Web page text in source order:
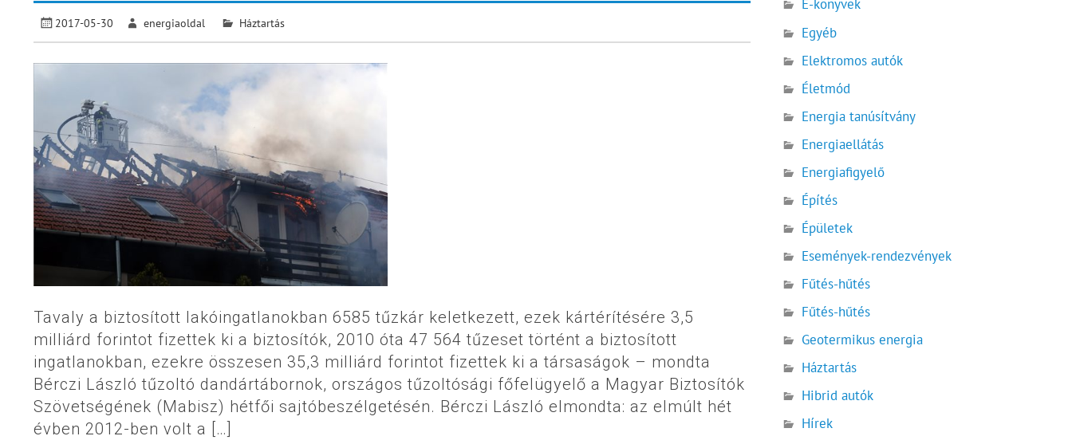
2017-05-30 energiaoldal Háztartás
Tavaly a biztosított lakóingatlanokban 6585 tűzkár keletkezett, ezek kártérítésére 3,5
milliárd forintot fizettek ki a biztosítók, 2010 óta 47 564 tűzeset történt a biztosított
ingatlanokban, ezekre összesen 35,3 milliárd forintot fizettek ki a társaságok – mondta
Bérczi László tűzoltó dandártábornok, országos tűzoltósági főfelügyelő a Magyar Biztosítók
Szövetségének (Mabisz) hétfői sajtóbeszélgetésén. Bérczi László elmondta: az elmúlt hét
évben 2012-ben volt a […]
E-könyvek
Egyéb
Elektromos autók
Életmód
Energia tanúsítvány
Energiaellátás
Energiafigyelő
Építés
Épületek
Események-rendezvények
Fűtés-hűtés
Fűtés-hűtés
Geotermikus energia
Háztartás
Hibrid autók
Hírek